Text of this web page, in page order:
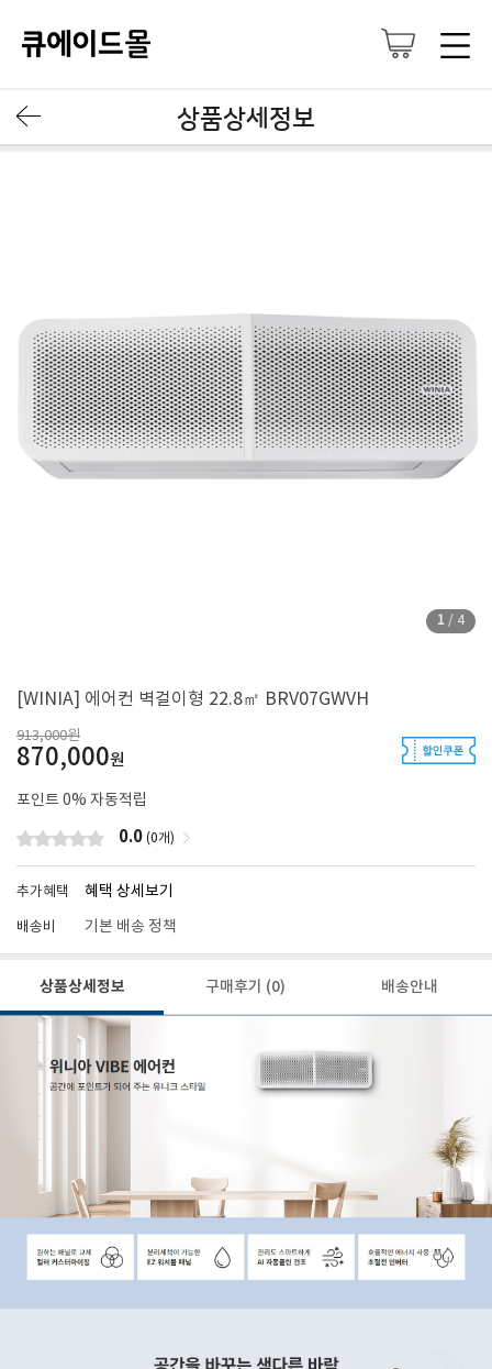
상품상세정보
1 / 4
[WINIA] 에어컨 벽걸이형 22.8㎡ BRV07GWVH
913,000원
870,000원
포인트 0% 자동적립
0.0 (0개)
추가혜택 혜택 상세보기
배송비 기본 배송 정책
상품상세정보 구매후기 (0) 배송안내